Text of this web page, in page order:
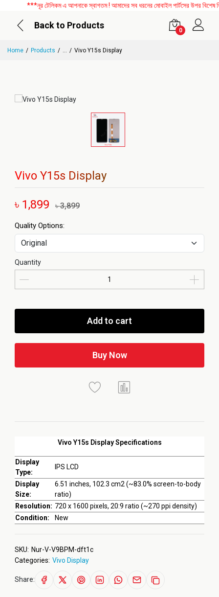
***নূর টেলিকম এ আপনাকে স্বাগতম ! আমাদের সব ধরনের মোবাইল পার্টসের উপর
Back to Products
0
Home Products ... Vivo Y15s Display
Vivo Y15s Display
৳ 1,899 ৳ 3,899
Vivo Y15s Display Specifications
Display
Type:
IPS LCD
Display
Size:
6.51 inches, 102.3 cm2 (~83.0% screen-to-body
ratio)
Resolution: 720 x 1600 pixels, 20:9 ratio (~270 ppi density)
Condition:
New
Quality Options:
Quantity
Add to cart
Buy Now
SKU: Nur-V-V9BPM-dft1c
Categories: Vivo Display
Share: